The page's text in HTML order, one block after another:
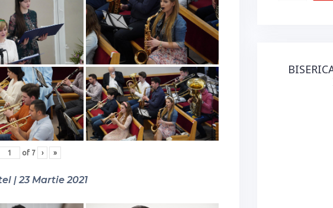
of 7 › »
| 23 Martie 2021